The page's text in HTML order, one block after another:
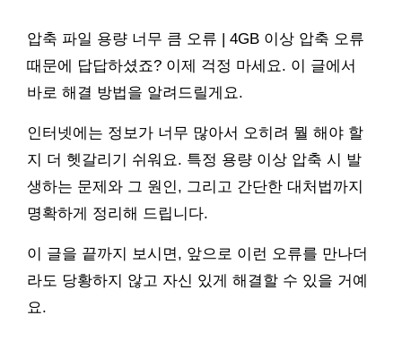
압축 파일 용량 너무 큼 오류 | 4GB 이상 압축 오류
때문에 답답하셨죠? 이제 걱정 마세요. 이 글에서
바로 해결 방법을 알려드릴게요.
인터넷에는 정보가 너무 많아서 오히려 뭘 해야 할
지 더 헷갈리기 쉬워요. 특정 용량 이상 압축 시 발
생하는 문제와 그 원인, 그리고 간단한 대처법까지
명확하게 정리해 드립니다.
이 글을 끝까지 보시면, 앞으로 이런 오류를 만나더
라도 당황하지 않고 자신 있게 해결할 수 있을 거예
요.